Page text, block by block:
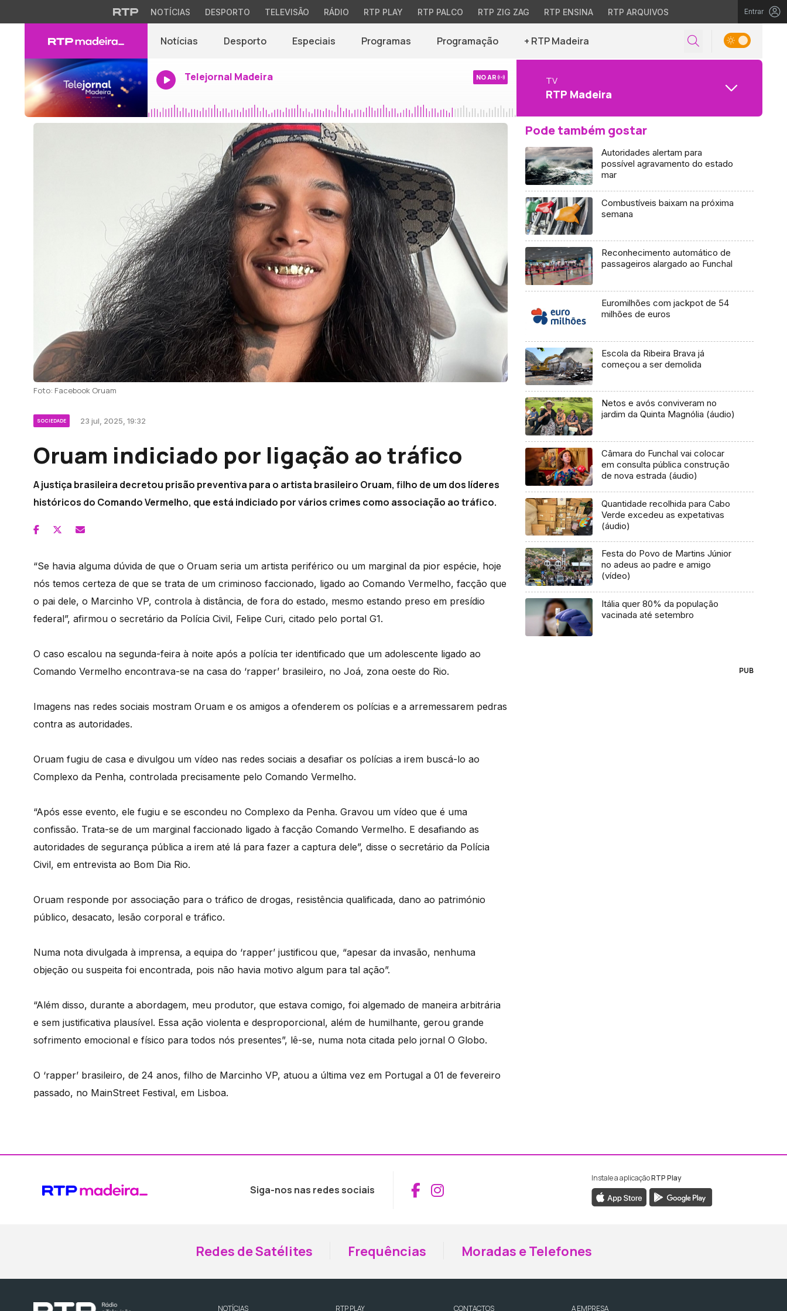
NOTÍCIAS DESPORTO TELEVISÃO RÁDIO RTP PLAY RTP PALCO RTP ZIG ZAG RTP ENSINA RTP ARQUIVOS Entrar
Notícias Desporto Especiais Programas Programação + RTP Madeira
Telejornal Madeira NO AR TV
RTP Madeira
Foto: Facebook Oruam
SOCIEDADE 23 jul, 2025, 19:32
Oruam indiciado por ligação ao tráfico
A justiça brasileira decretou prisão preventiva para o artista brasileiro Oruam, filho de um dos líderes
históricos do Comando Vermelho, que está indiciado por vários crimes como associação ao tráfico.
“Se havia alguma dúvida de que o Oruam seria um artista periférico ou um marginal da pior espécie, hoje
nós temos certeza de que se trata de um criminoso faccionado, ligado ao Comando Vermelho, facção que
o pai dele, o Marcinho VP, controla à distância, de fora do estado, mesmo estando preso em presídio
federal”, afirmou o secretário da Polícia Civil, Felipe Curi, citado pelo portal G1.
O caso escalou na segunda-feira à noite após a polícia ter identificado que um adolescente ligado ao
Comando Vermelho encontrava-se na casa do ‘rapper’ brasileiro, no Joá, zona oeste do Rio.
Imagens nas redes sociais mostram Oruam e os amigos a ofenderem os polícias e a arremessarem pedras
contra as autoridades.
Oruam fugiu de casa e divulgou um vídeo nas redes sociais a desafiar os polícias a irem buscá-lo ao
Complexo da Penha, controlada precisamente pelo Comando Vermelho.
“Após esse evento, ele fugiu e se escondeu no Complexo da Penha. Gravou um vídeo que é uma
confissão. Trata-se de um marginal faccionado ligado à facção Comando Vermelho. E desafiando as
autoridades de segurança pública a irem até lá para fazer a captura dele”, disse o secretário da Polícia
Civil, em entrevista ao Bom Dia Rio.
Oruam responde por associação para o tráfico de drogas, resistência qualificada, dano ao património
público, desacato, lesão corporal e tráfico.
Numa nota divulgada à imprensa, a equipa do ‘rapper’ justificou que, “apesar da invasão, nenhuma
objeção ou suspeita foi encontrada, pois não havia motivo algum para tal ação”.
“Além disso, durante a abordagem, meu produtor, que estava comigo, foi algemado de maneira arbitrária
e sem justificativa plausível. Essa ação violenta e desproporcional, além de humilhante, gerou grande
sofrimento emocional e físico para todos nós presentes”, lê-se, numa nota citada pelo jornal O Globo.
O ‘rapper’ brasileiro, de 24 anos, filho de Marcinho VP, atuou a última vez em Portugal a 01 de fevereiro
passado, no MainStreet Festival, em Lisboa.
Pode também gostar
Autoridades alertam para
possível agravamento do estado
mar
Combustíveis baixam na próxima
semana
Reconhecimento automático de
passageiros alargado ao Funchal
Euromilhões com jackpot de 54
milhões de euros
Escola da Ribeira Brava já
começou a ser demolida
Netos e avós conviveram no
jardim da Quinta Magnólia (áudio)
Câmara do Funchal vai colocar
em consulta pública construção
de nova estrada (áudio)
Quantidade recolhida para Cabo
Verde excedeu as expetativas
(áudio)
Festa do Povo de Martins Júnior
no adeus ao padre e amigo
(vídeo)
Itália quer 80% da população
vacinada até setembro
PUB
Siga-nos nas redes sociais Aceder ao Facebook da RTP Madeira
Aceder ao Instagram da RTP Madeira
Instale a aplicaçãoRTP Play
Redes de Satélites Frequências Moradas e Telefones
NOTÍCIAS RTP PLAY CONTACTOS A EMPRESA